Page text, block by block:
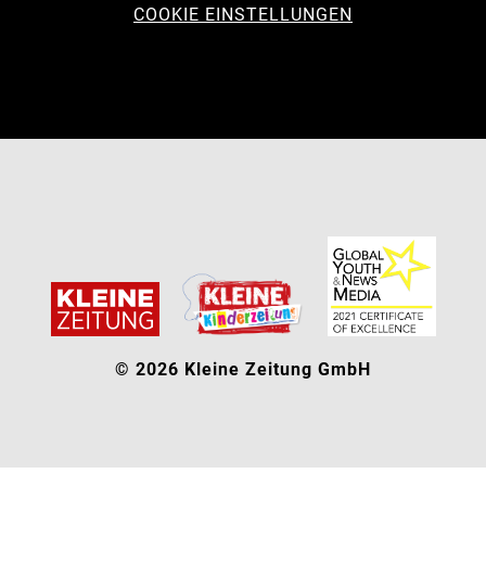
COOKIE EINSTELLUNGEN
© 2026 Kleine Zeitung GmbH